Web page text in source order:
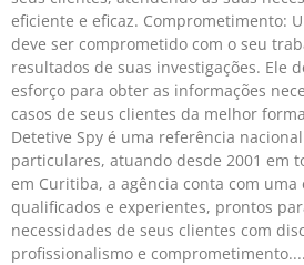
eficiente e eficaz. Comprometimento:
deve ser comprometido com o seu
resultados de suas investigações. Ele
esforço para obter as informações
casos de seus clientes da melhor
Detetive Spy é uma referência
particulares, atuando desde 2001 em
em Curitiba, a agência conta com
qualificados e experientes, prontos
necessidades de seus clientes com
profissionalismo e comprometimento.